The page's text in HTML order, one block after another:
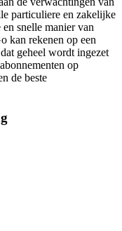
particuliere en zakelijke
snelle manier van
kan rekenen op een
geheel wordt ingezet
op
de beste